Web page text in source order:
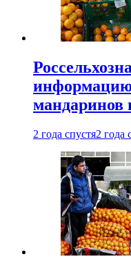
информацию
мандаринов
2 года спустя2 года